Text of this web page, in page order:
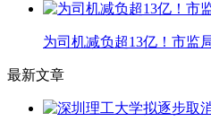
为司机减负超13亿！市监
最新文章